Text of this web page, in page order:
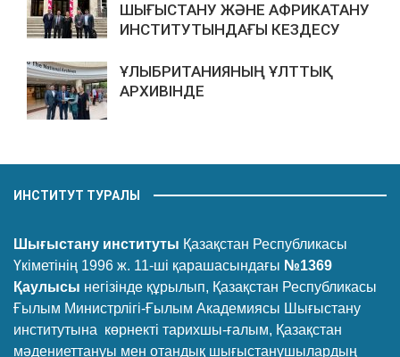
ШЫҒЫСТАНУ ЖӘНЕ АФРИКАТАНУ
ИНСТИТУТЫНДАҒЫ КЕЗДЕСУ
ҰЛЫБРИТАНИЯНЫҢ ҰЛТТЫҚ
АРХИВІНДЕ
ИНСТИТУТ ТУРАЛЫ
Шығыстану институты Қазақстан Республикасы
Үкіметінің 1996 ж. 11-ші қарашасындағы №1369
Қаулысы негізінде құрылып, Қазақстан Республикасы
Ғылым Министрлігі-Ғылым Академиясы Шығыстану
институтына көрнекті тарихшы-ғалым, Қазақстан
мәдениеттануы мен отандық шығыстанушылардың